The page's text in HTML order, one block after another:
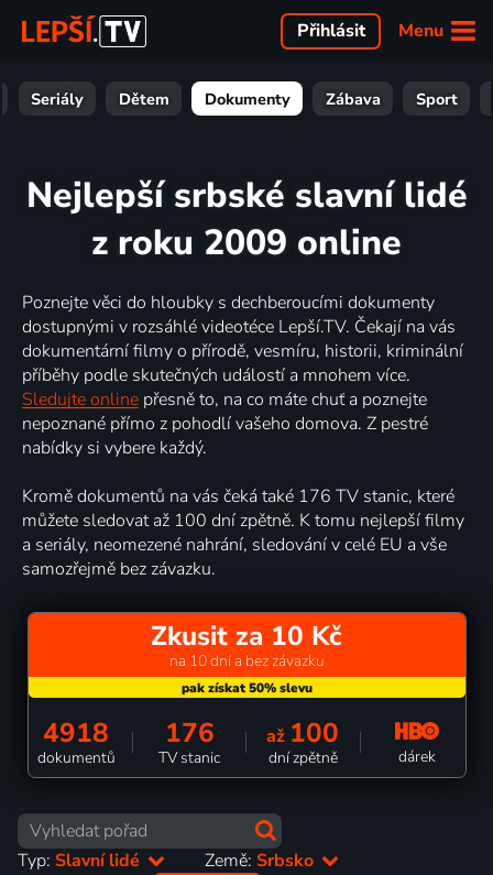
Menu
Přihlásit
Seriály Dětem Dokumenty Zábava Sport
Nejlepší srbské slavní lidé
z roku 2009 online
Poznejte věci do hloubky s dechberoucími dokumenty
dostupnými v rozsáhlé videotéce Lepší.TV. Čekají na vás
dokumentární filmy o přírodě, vesmíru, historii, kriminální
příběhy podle skutečných událostí a mnohem více.
Sledujte online přesně to, na co máte chuť a poznejte
nepoznané přímo z pohodlí vašeho domova. Z pestré
nabídky si vybere každý.
Kromě dokumentů na vás čeká také 176 TV stanic, které
můžete sledovat až 100 dní zpětně. K tomu nejlepší filmy
a seriály, neomezené nahrání, sledování v celé EU a vše
samozřejmě bez závazku.
Zkusit za 10 Kč
na 10 dní a bez závazku
4918
dokumentů
176
TV stanic
až 100
dní zpětně dárek
Typ: Slavní lidé Země:Srbsko